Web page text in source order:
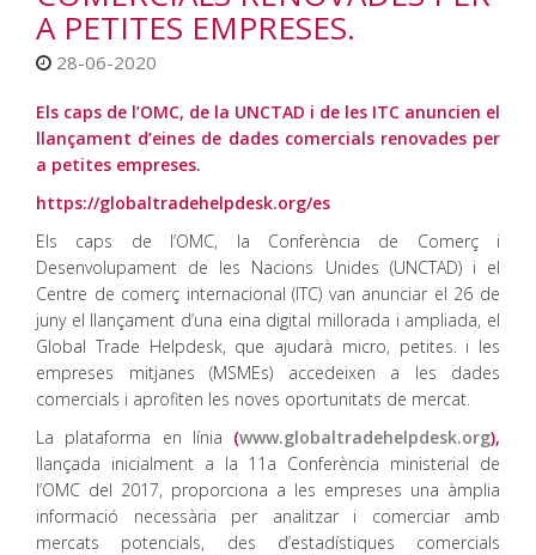
A PETITES EMPRESES.
28-06-2020
Els caps de l’OMC, de la UNCTAD i de les ITC anuncien el
llançament d’eines de dades comercials renovades per
a petites empreses.
https://globaltradehelpdesk.org/es
Els caps de l’OMC, la Conferència de Comerç i
Desenvolupament de les Nacions Unides (UNCTAD) i el
Centre de comerç internacional (ITC) van anunciar el 26 de
juny el llançament d’una eina digital millorada i ampliada, el
Global Trade Helpdesk, que ajudarà micro, petites. i les
empreses mitjanes (MSMEs) accedeixen a les dades
comercials i aprofiten les noves oportunitats de mercat.
La plataforma en línia (www.globaltradehelpdesk.org),
llançada inicialment a la 11a Conferència ministerial de
l’OMC del 2017, proporciona a les empreses una àmplia
informació necessària per analitzar i comerciar amb
mercats potencials, des d’estadístiques comercials